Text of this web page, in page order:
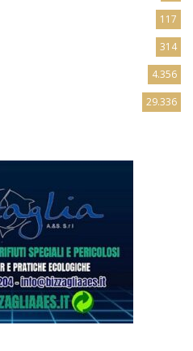
117
314
4.356
29.336